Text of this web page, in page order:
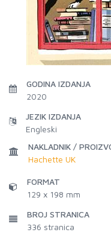
GODINA IZDANJA
2020
JEZIK IZDANJA
Engleski
NAKLADNIK /
Hachette UK
FORMAT
129 x 198 mm
BROJ STRANICA
336 stranica